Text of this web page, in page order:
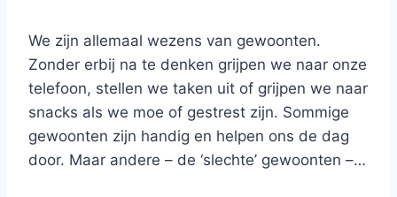
We zijn allemaal wezens van gewoonten.
Zonder erbij na te denken grijpen we naar onze
telefoon, stellen we taken uit of grijpen we naar
snacks als we moe of gestrest zijn. Sommige
gewoonten zijn handig en helpen ons de dag
door. Maar andere – de ‘slechte’ gewoonten –…